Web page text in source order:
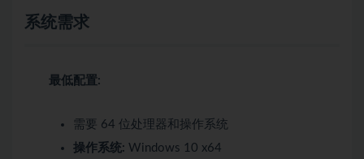
系统需求
最低配置:
需要 64 位处理器和操作系统
操作系统: Windows 10 x64